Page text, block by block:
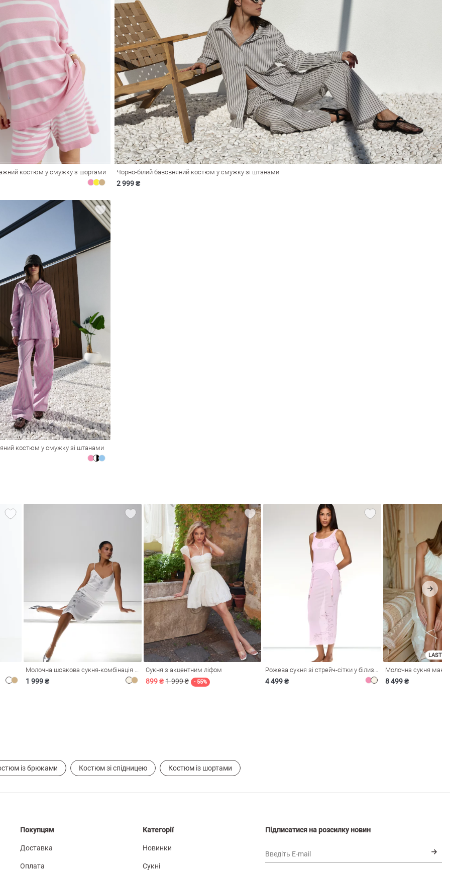
костюм у смужку з шортами Чорно-білий бавовняний костюм у смужку зі штанами
2 999 ₴
костюм у смужку зі штанами
1 999 ₴
Сукня з акцентним ліфом
899 ₴ 1 999 ₴ - 55% 4 499 ₴
LAST
8 499 ₴
із брюками Костюм зі спідницею Костюм із шортами
Покупцям
Доставка
Оплата
Категорії
Новинки
Сукні
Підписатися на розсилку новин
Введіть E-mail